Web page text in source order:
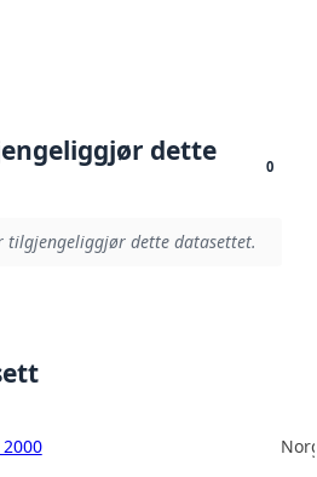
dette
0
tilgjengeliggjør dette datasettet.